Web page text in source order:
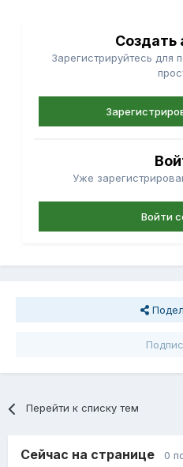
Создать
Зарегистрируйтесь для
Уже
Войти
Перейти к списку тем
Сейчас на странице 0